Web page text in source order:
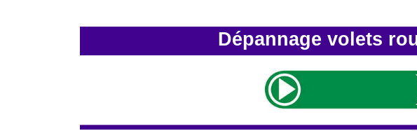
Dépannage volets